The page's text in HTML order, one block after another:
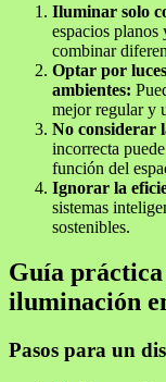
Iluminar solo
espacios planos
combinar
Optar por
ambientes:
mejor regular y
No considerar
incorrecta
función del
Ignorar la
sistemas
sostenibles.
Guía
iluminación
Pasos para un